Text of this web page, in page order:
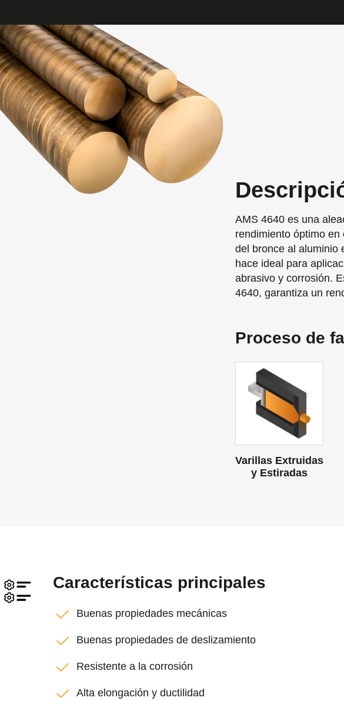
AMS 4640 es una
rendimiento óptimo
del bronce al aluminio
hace ideal para
abrasivo y corrosión.
4640, garantiza un
Proceso de
Varillas Extruidas
y Estiradas
Características principales
Buenas propiedades mecánicas
Buenas propiedades de deslizamiento
Resistente a la corrosión
Alta elongación y ductilidad